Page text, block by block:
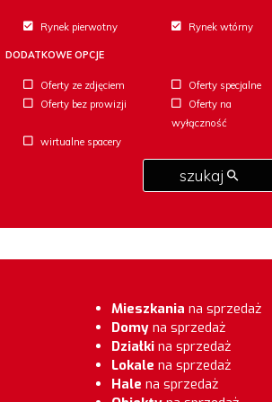
Rynek pierwotny Rynek wtórny
DODATKOWE OPCJE
Oferty ze zdjęciem
Oferty specjalne
Oferty bez prowizji
Oferty na
wyłączność
wirtualne spacery
szukaj
Mieszkania na sprzedaż
Domyna sprzedaż
Działkina sprzedaż
Lokale na sprzedaż
Hale na sprzedaż